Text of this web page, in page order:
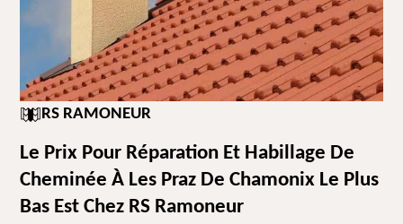
RS RAMONEUR
Le Prix Pour Réparation Et Habillage De
Cheminée À Les Praz De Chamonix Le Plus
Bas Est Chez RS Ramoneur